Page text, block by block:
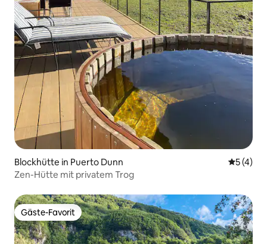
Blockhütte in Puerto Dunn
5 (4)
Zen-Hütte mit privatem Trog
Gäste-Favorit
Gäste-Favorit